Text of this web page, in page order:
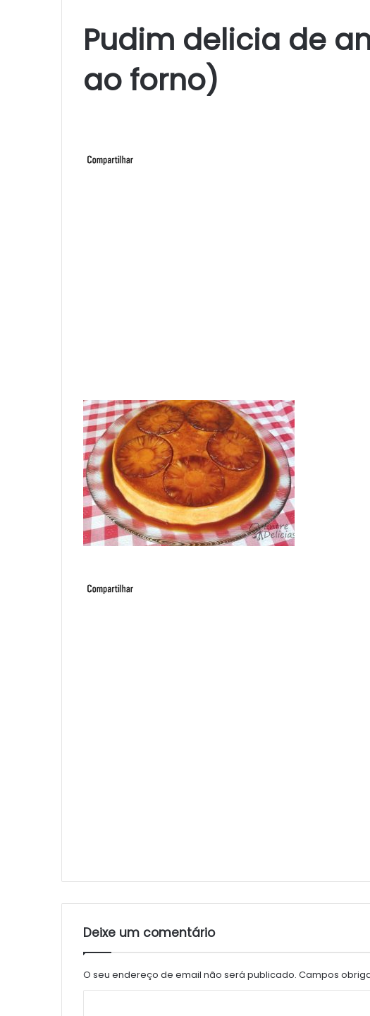
Pudim delicia de
ao forno)
Deixe um comentário
O seu endereço de email não será publicado. Campos